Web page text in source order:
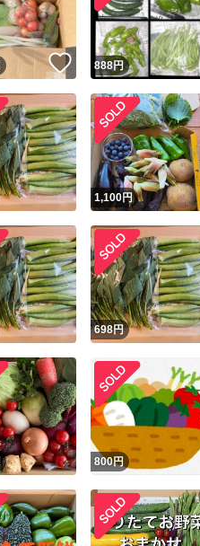
いいね！
888円
1,100円
698円
800円